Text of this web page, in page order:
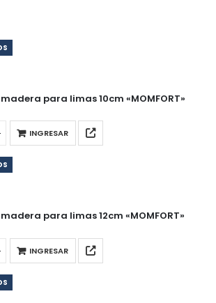
para limas 10cm «MOMFORT»
INGRESAR
para limas 12cm «MOMFORT»
INGRESAR